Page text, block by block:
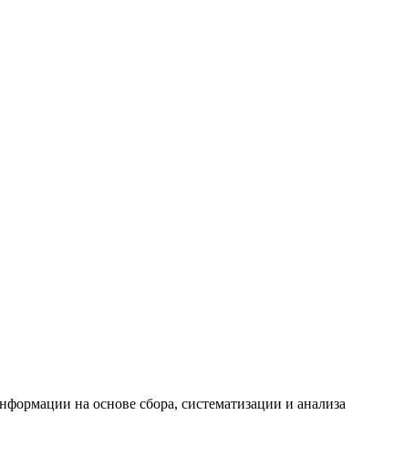
на основе сбора, систематизации и анализа